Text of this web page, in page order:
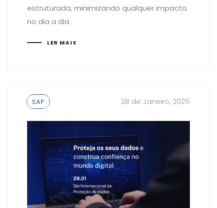
estruturada, minimizando qualquer impacto
no dia a dia
LER MAIS
Tags
SAP 28 de Janeiro, 2025